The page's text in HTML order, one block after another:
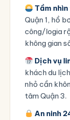
Tầm
Quận 1, hồ
công/logia
không gian
Dịch vụ
khách du
nhỏ cần
tâm Quận 3.
An ninh